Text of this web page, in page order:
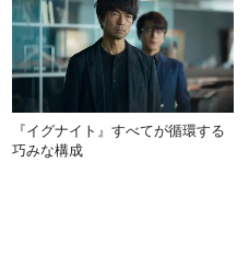
『イグナイト』すべてが循環する
巧みな構成